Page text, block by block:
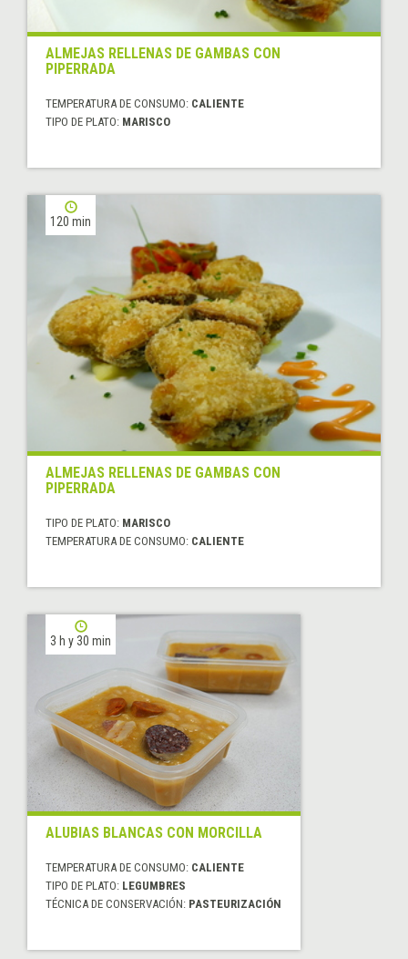
ALMEJAS RELLENAS DE GAMBAS CON
PIPERRADA
TEMPERATURA DE CONSUMO: CALIENTE
TIPO DE PLATO: MARISCO
120 min
ALMEJAS RELLENAS DE GAMBAS CON
PIPERRADA
TIPO DE PLATO: MARISCO
TEMPERATURA DE CONSUMO: CALIENTE
3 h y 30 min
ALUBIAS BLANCAS CON MORCILLA
TEMPERATURA DE CONSUMO: CALIENTE
TIPO DE PLATO: LEGUMBRES
TÉCNICA DE CONSERVACIÓN: PASTEURIZACIÓN